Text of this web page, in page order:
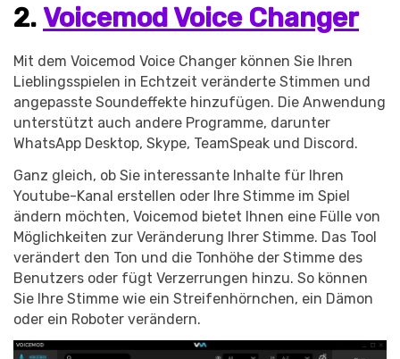
2. Voicemod Voice Changer
Mit dem Voicemod Voice Changer können Sie Ihren
Lieblingsspielen in Echtzeit veränderte Stimmen und
angepasste Soundeffekte hinzufügen. Die Anwendung
unterstützt auch andere Programme, darunter
WhatsApp Desktop, Skype, TeamSpeak und Discord.
Ganz gleich, ob Sie interessante Inhalte für Ihren
Youtube-Kanal erstellen oder Ihre Stimme im Spiel
ändern möchten, Voicemod bietet Ihnen eine Fülle von
Möglichkeiten zur Veränderung Ihrer Stimme. Das Tool
verändert den Ton und die Tonhöhe der Stimme des
Benutzers oder fügt Verzerrungen hinzu. So können
Sie Ihre Stimme wie ein Streifenhörnchen, ein Dämon
oder ein Roboter verändern.